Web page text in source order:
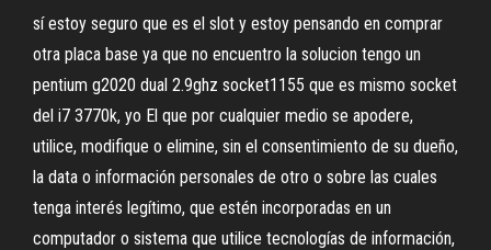
sí estoy seguro que es el slot y estoy pensando en comprar
otra placa base ya que no encuentro la solucion tengo un
pentium g2020 dual 2.9ghz socket1155 que es mismo socket
del i7 3770k, yo El que por cualquier medio se apodere,
utilice, modifique o elimine, sin el consentimiento de su dueño,
la data o información personales de otro o sobre las cuales
tenga interés legítimo, que estén incorporadas en un
computador o sistema que utilice tecnologías de información,